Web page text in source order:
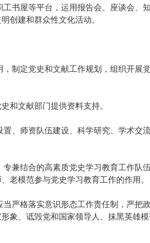
屋等平台，运用报告会、座谈会、
创建和群众性文化活动。
定党史和文献工作规划，组织开展
文献部门提供资料支持。
师资队伍建设、科学研究、学术交
结合的高素质党史学习教育工作队
老模范参与党史学习教育工作的作用。
格落实意识形态工作责任制，严把
象、诋毁党和国家领导人、抹黑英雄